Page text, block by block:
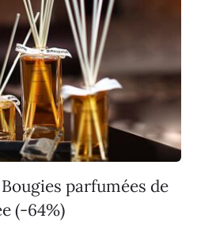
parfumées de
(-64%)